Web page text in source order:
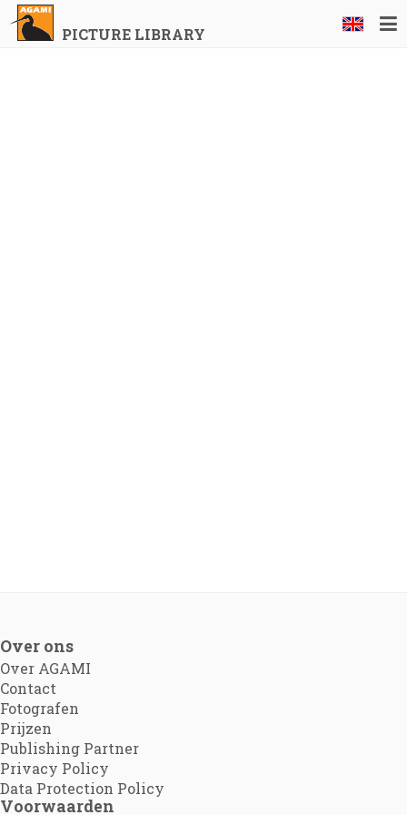
PICTURE LIBRARY
Over ons
Over AGAMI
Contact
Fotografen
Prijzen
Publishing Partner
Privacy Policy
Data Protection Policy
Voorwaarden